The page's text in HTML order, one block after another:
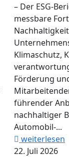
– Der ESG-
messbare
Klimaschutz,
Förderung
führender
nachhaltiger
Automobil-...
weiterlesen
22. Juli 2026